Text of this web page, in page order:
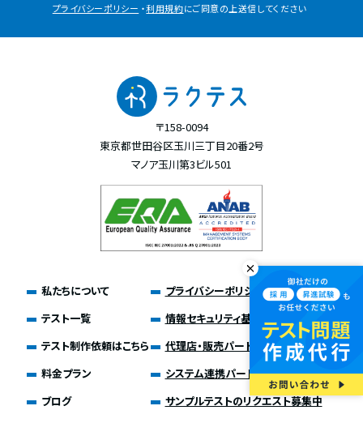
プライバシーポリシー ・利用規約にご同意の上送信してください
〒158-0094
東京都世田谷区玉川三丁目20番2号
マノア玉川第3ビル501
私たちについて
テスト一覧
テスト制作依頼はこちら
料金プラン
ブログ
プライバシーポリシー
情報セキュリティ基本方針
代理店・販売パートナー募集
システム連携パートナー募集
サンプルテストのリクエスト募集中